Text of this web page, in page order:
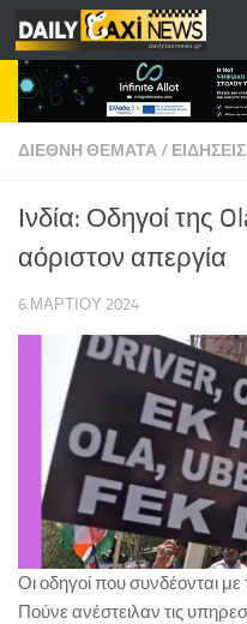
Skip to content
ΔΙΕΘΝΗ ΘΕΜΑΤΑ/ ΕΙΔΗΣΕΙΣ
Ινδία: Οδηγοί της
αόριστον απεργία
6 ΜΑΡΤΊΟΥ 2024
Οι οδηγοί που συνδέονται με
Πούνε ανέστειλαν τις